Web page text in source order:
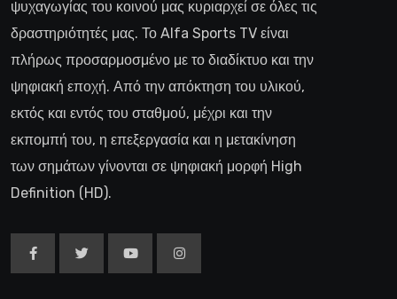
ψυχαγωγίας του κοινού μας κυριαρχεί σε όλες τις
δραστηριότητές μας. Το Alfa Sports TV είναι
πλήρως προσαρμοσμένο με το διαδίκτυο και την
ψηφιακή εποχή. Από την απόκτηση του υλικού,
εκτός και εντός του σταθμού, μέχρι και την
εκπομπή του, η επεξεργασία και η μετακίνηση
των σημάτων γίνονται σε ψηφιακή μορφή High
Definition (HD).